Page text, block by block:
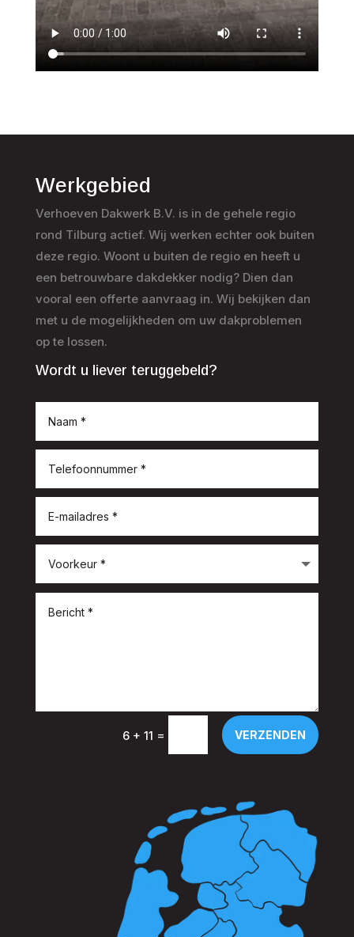
Werkgebied
Verhoeven Dakwerk B.V. is in de gehele regio
rond Tilburg actief. Wij werken echter ook buiten
deze regio. Woont u buiten de regio en heeft u
een betrouwbare dakdekker nodig? Dien dan
vooral een offerte aanvraag in. Wij bekijken dan
met u de mogelijkheden om uw dakproblemen
op te lossen.
Wordt u liever teruggebeld?
6 + 11 = VERZENDEN